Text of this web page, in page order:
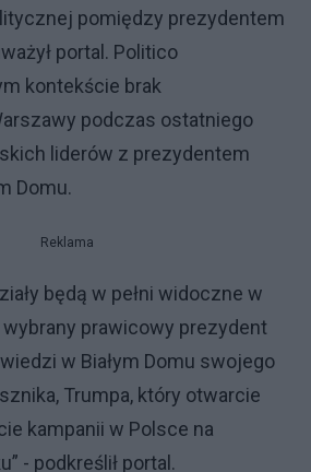
pomiędzy prezydentem
portal. Politico
kontekście brak
podczas ostatniego
liderów z prezydentem
Domu.
Reklama
będą w pełni widoczne w
prawicowy prezydent
w Białym Domu swojego
Trumpa, który otwarcie
kampanii w Polsce na
- podkreślił portal.